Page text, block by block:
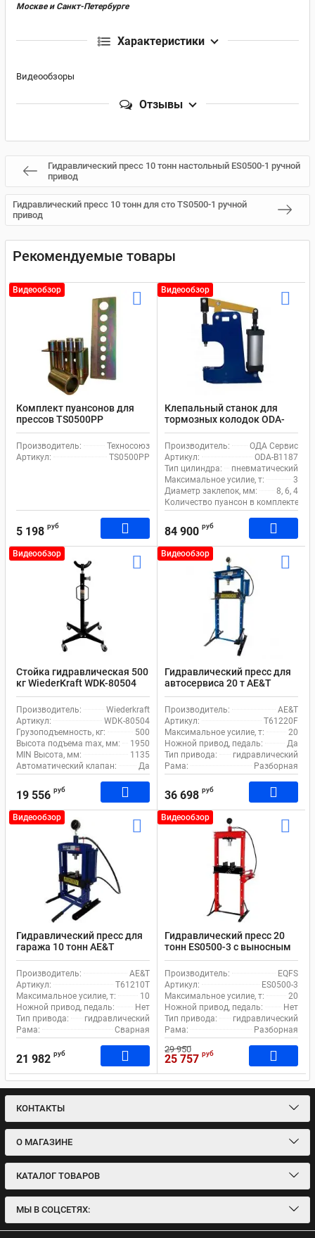
Москве и Санкт-Петербурге
Характеристики
Видеообзоры
Отзывы
Гидравлический пресс 10 тонн настольный ES0500-1 ручной
привод
Гидравлический пресс 10 тонн для сто TS0500-1 ручной
привод
Рекомендуемые товары
Видеообзор
Комплект пуансонов для
прессов TS0500PP
Производитель:
Техносоюз
Артикул:
TS0500PP
5 198 руб
Видеообзор
Клепальный станок для
тормозных колодок ODA-
B1187 пневматический 3 т
Производитель:
ОДА Сервис
Артикул:
ODA-B1187
Тип цилиндра:
пневматический
Максимальное усилие, т:
3
Диаметр заклепок, мм:
8, 6, 4
Количество пуансон в комплекте, шт:
84 900 руб
Видеообзор
Стойка гидравлическая 500
кг WiederKraft WDK-80504
1135-1950 мм
трансмиссионная с рогами
Производитель:
Wiederkraft
Артикул:
WDK-80504
Грузоподъемность, кг:
500
Высота подъема max, мм:
1950
MIN Высота, мм:
1135
Автоматический клапан:
Да
19 556 руб
Видеообзор
Гидравлический пресс для
автосервиса 20 т AE&T
Т61220F ручной и ножной
привод
Производитель:
AE&T
Артикул:
T61220F
Максимальное усилие, т:
20
Ножной привод, педаль:
Да
Тип привода:
гидравлический
Рама:
Разборная
36 698 руб
Видеообзор
Гидравлический пресс для
гаража 10 тонн AE&T
T61210T ручной привод
Производитель:
AE&T
Артикул:
T61210T
Максимальное усилие, т:
10
Ножной привод, педаль:
Нет
Тип привода:
гидравлический
Рама:
Сварная
21 982 руб
Видеообзор
Гидравлический пресс 20
тонн ES0500-3 с выносным
насосом
Производитель:
EQFS
Артикул:
ES0500-3
Максимальное усилие, т:
20
Ножной привод, педаль:
Нет
Тип привода:
гидравлический
Рама:
Разборная
29 950
25 757 руб
КОНТАКТЫ
О МАГАЗИНЕ
КАТАЛОГ ТОВАРОВ
МЫ В СОЦСЕТЯХ: